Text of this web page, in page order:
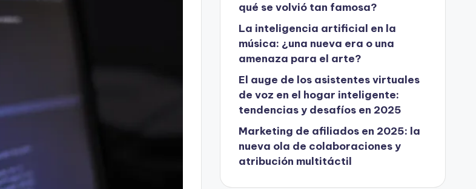
qué se volvió tan famosa?
La inteligencia artificial en la
música: ¿una nueva era o una
amenaza para el arte?
El auge de los asistentes virtuales
de voz en el hogar inteligente:
tendencias y desafíos en 2025
Marketing de afiliados en 2025: la
nueva ola de colaboraciones y
atribución multitáctil